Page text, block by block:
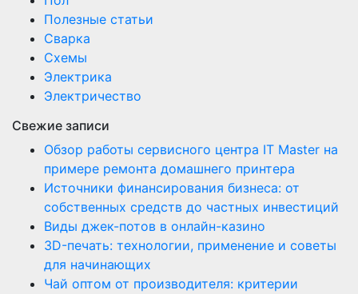
Полезные статьи
Сварка
Схемы
Электрика
Электричество
Свежие записи
Обзор работы сервисного центра IT Master на
примере ремонта домашнего принтера
Источники финансирования бизнеса: от
собственных средств до частных инвестиций
Виды джек-потов в онлайн-казино
3D-печать: технологии, применение и советы
для начинающих
Чай оптом от производителя: критерии